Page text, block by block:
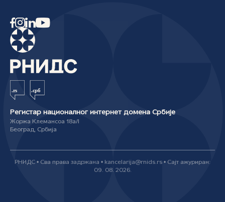
Регистар националног интернет домена Србије
Жоржа Клемансоа 18а/I
Београд, Србија
РНИДС • Сва права задржана • kancelarija@rnids.rs • Сајт ажуриран:
09. 08. 2026.